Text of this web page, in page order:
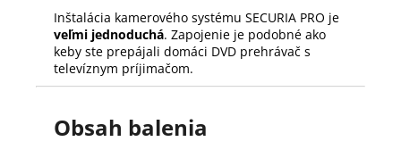
Inštalácia kamerového systému SECURIA PRO je
veľmi jednoduchá. Zapojenie je podobné ako
keby ste prepájali domáci DVD prehrávač s
televíznym príjimačom.
Obsah balenia